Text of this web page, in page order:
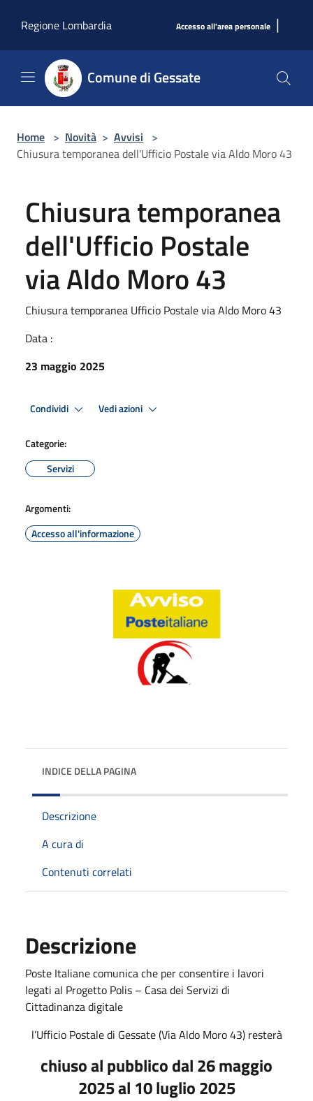
Regione Lombardia
Accesso all'area personale |
Comune di Gessate
Home > Novità > Avvisi >
Chiusura temporanea dell'Ufficio Postale via Aldo Moro 43
Chiusura temporanea
dell'Ufficio Postale
via Aldo Moro 43
Chiusura temporanea Ufficio Postale via Aldo Moro 43
Data :
23 maggio 2025
Condividi Vedi azioni
Categorie:
Servizi
Argomenti:
Accesso all'informazione
INDICE DELLA PAGINA
Descrizione
A cura di
Contenuti correlati
Descrizione
Poste Italiane comunica che per consentire i lavori
legati al Progetto Polis – Casa dei Servizi di
Cittadinanza digitale
l’Ufficio Postale di Gessate (Via Aldo Moro 43) resterà
chiuso al pubblico dal 26 maggio
2025 al 10 luglio 2025